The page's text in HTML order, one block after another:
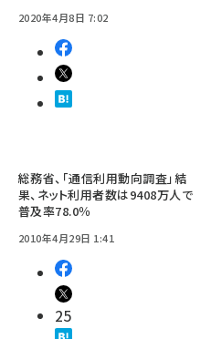
2020年4月8日 7:02
総務省、「通信利用動向調査」結
果、ネット利用者数は9408万人で
普及率78.0％
2010年4月29日 1:41
25